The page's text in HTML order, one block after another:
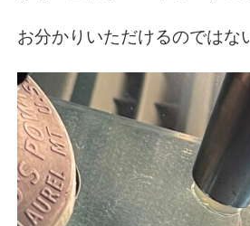
お分かりいただけるのではな